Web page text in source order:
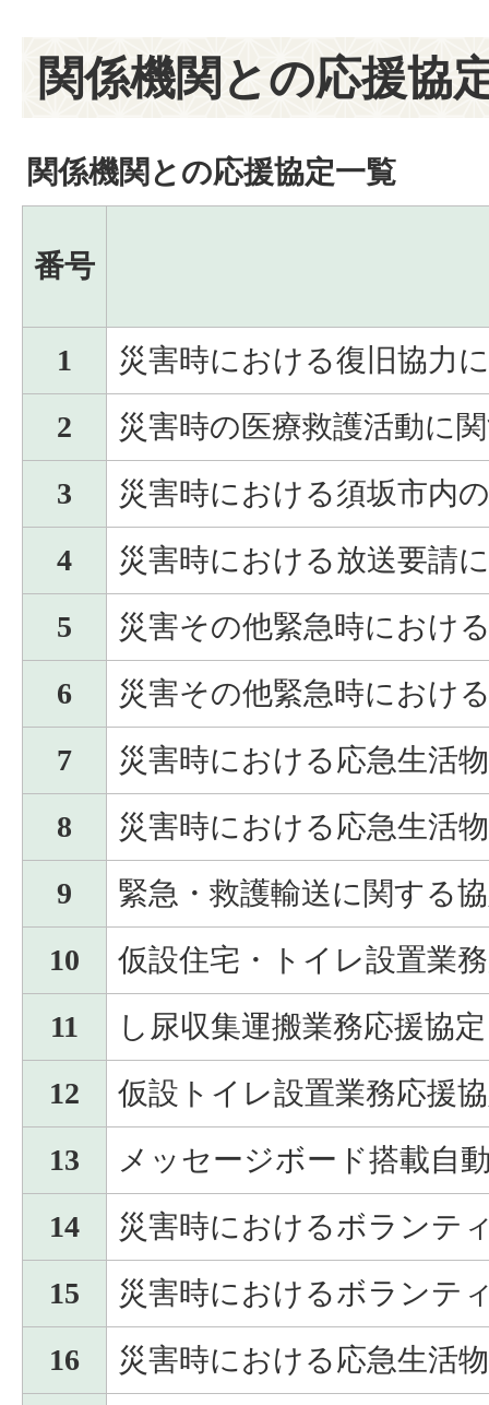
関係機関との応援協
関係機関との応援協定一覧
番号
1
災害時における復旧協力
2
災害時の医療救護活動に
3
災害時における須坂市内
4
災害時における放送要請
5
災害その他緊急時におけ
6
災害その他緊急時におけ
7
災害時における応急生活
8
災害時における応急生活
9
緊急・救護輸送に関する
10
仮設住宅・トイレ設置業
11
し尿収集運搬業務応援協定
12
仮設トイレ設置業務応援
13
メッセージボード搭載自
14
災害時におけるボランテ
15
災害時におけるボランテ
16
災害時における応急生活